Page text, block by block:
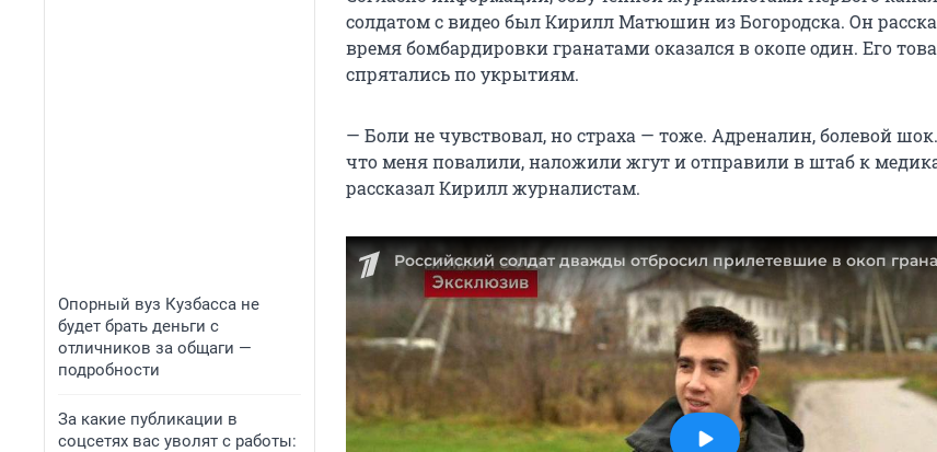
Опорный вуз Кузбасса не
будет брать деньги с
отличников за общаги —
подробности
За какие публикации в
соцсетях вас уволят с работы:
солдатом с видео был Кирилл Матюшин из Богородска. Он
время бомбардировки гранатами оказался в окопе один. Его
спрятались по укрытиям.
— Боли не чувствовал, но страха — тоже. Адреналин, болевой
что меня повалили, наложили жгут и отправили в штаб к
рассказал Кирилл журналистам.